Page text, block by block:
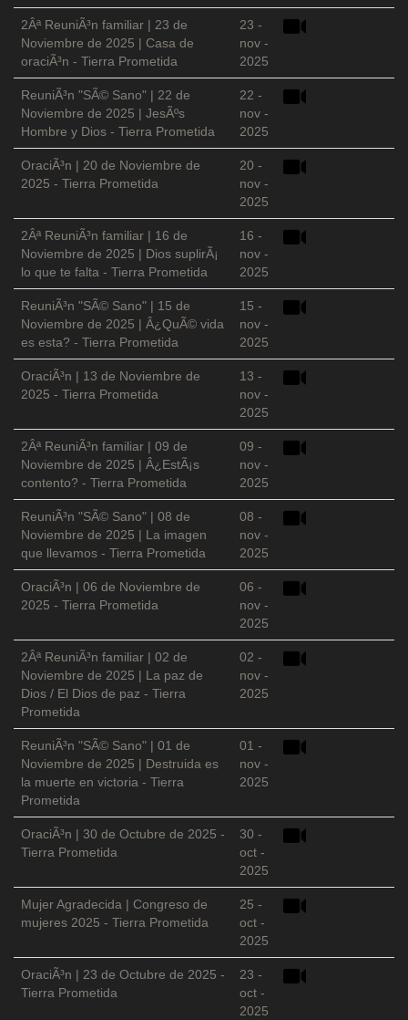
2Âª ReuniÃ³n familiar | 23 de
Noviembre de 2025 | Casa de
oraciÃ³n - Tierra Prometida
23 -
nov -
2025
ReuniÃ³n "SÃ© Sano" | 22 de
Noviembre de 2025 | JesÃºs
Hombre y Dios - Tierra Prometida
22 -
nov -
2025
OraciÃ³n | 20 de Noviembre de
2025 - Tierra Prometida
20 -
nov -
2025
2Âª ReuniÃ³n familiar | 16 de
Noviembre de 2025 | Dios suplirÃ¡
lo que te falta - Tierra Prometida
16 -
nov -
2025
ReuniÃ³n "SÃ© Sano" | 15 de
Noviembre de 2025 | Â¿QuÃ© vida
es esta? - Tierra Prometida
15 -
nov -
2025
OraciÃ³n | 13 de Noviembre de
2025 - Tierra Prometida
13 -
nov -
2025
2Âª ReuniÃ³n familiar | 09 de
Noviembre de 2025 | Â¿EstÃ¡s
contento? - Tierra Prometida
09 -
nov -
2025
ReuniÃ³n "SÃ© Sano" | 08 de
Noviembre de 2025 | La imagen
que llevamos - Tierra Prometida
08 -
nov -
2025
OraciÃ³n | 06 de Noviembre de
2025 - Tierra Prometida
06 -
nov -
2025
2Âª ReuniÃ³n familiar | 02 de
Noviembre de 2025 | La paz de
Dios / El Dios de paz - Tierra
Prometida
02 -
nov -
2025
ReuniÃ³n "SÃ© Sano" | 01 de
Noviembre de 2025 | Destruida es
la muerte en victoria - Tierra
Prometida
01 -
nov -
2025
OraciÃ³n | 30 de Octubre de 2025 -
Tierra Prometida
30 -
oct -
2025
Mujer Agradecida | Congreso de
mujeres 2025 - Tierra Prometida
25 -
oct -
2025
OraciÃ³n | 23 de Octubre de 2025 -
Tierra Prometida
23 -
oct -
2025